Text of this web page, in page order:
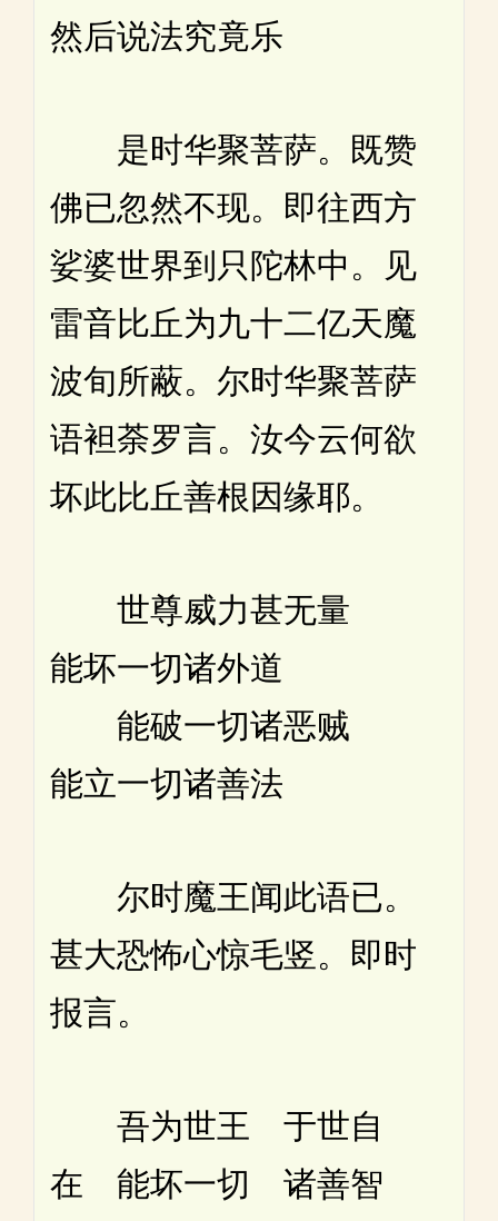
然后说法究竟乐
是时华聚菩萨。既赞
佛已忽然不现。即往西方
娑婆世界到只陀林中。见
雷音比丘为九十二亿天魔
波旬所蔽。尔时华聚菩萨
语袒荼罗言。汝今云何欲
坏此比丘善根因缘耶。
世尊威力甚无量
能坏一切诸外道
能破一切诸恶贼
能立一切诸善法
尔时魔王闻此语已。
甚大恐怖心惊毛竖。即时
报言。
吾为世王 于世自
在 能坏一切 诸善智